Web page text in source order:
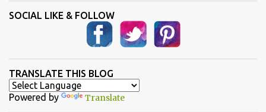
SOCIAL LIKE & FOLLOW
TRANSLATE THIS BLOG
Powered by Translate